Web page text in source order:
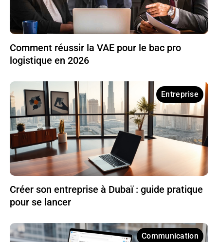
Comment réussir la VAE pour le bac pro
logistique en 2026
Entreprise
Créer son entreprise à Dubaï : guide pratique
pour se lancer
Communication